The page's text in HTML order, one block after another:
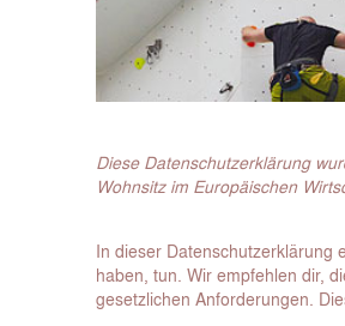
Diese Datenschutzerklärung
Wohnsitz im Europäischen
In dieser Datenschutzerklärung
haben, tun. Wir empfehlen dir,
gesetzlichen Anforderungen.